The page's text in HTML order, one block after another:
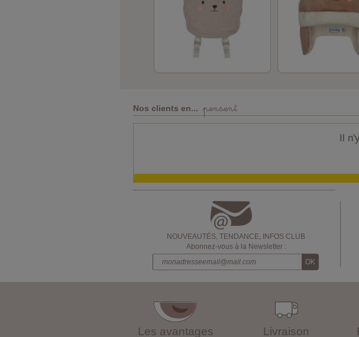
Nos clients en... pensent
Il
NOUVEAUTÉS, TENDANCE, INFOS CLUB
Abonnez-vous à la Newsletter :
Les avantages Livraison